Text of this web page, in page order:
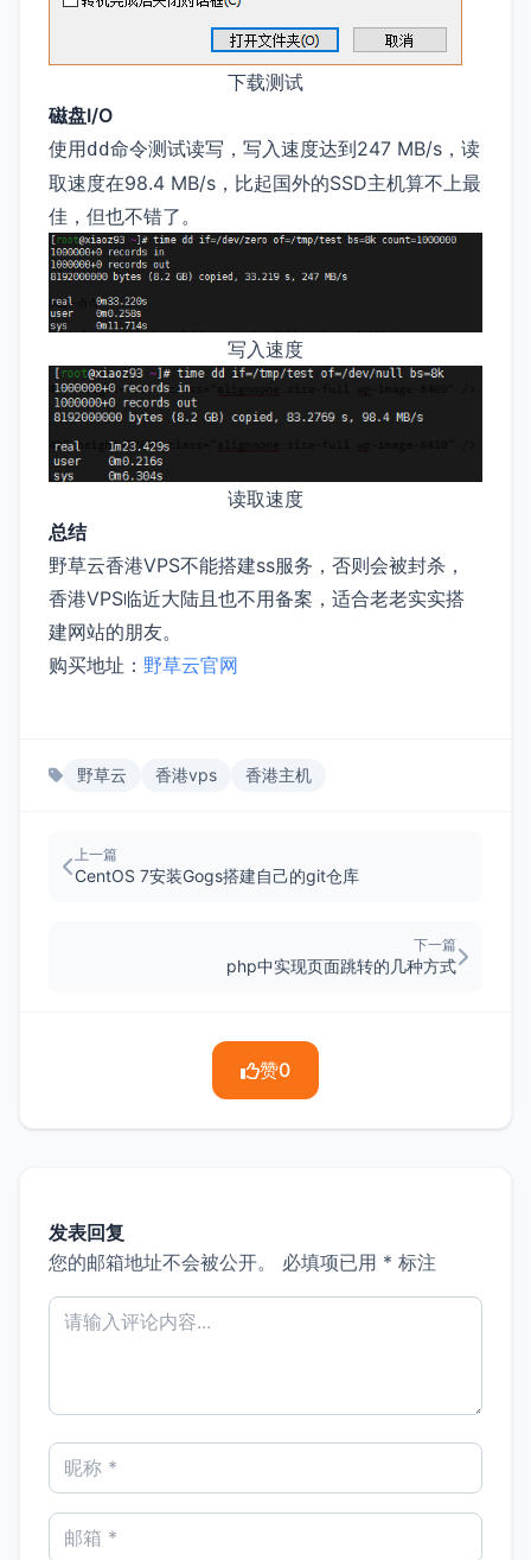
下载测试
磁盘I/O
使用dd命令测试读写，写入速度达到247 MB/s，读
取速度在98.4 MB/s，比起国外的SSD主机算不上最
佳，但也不错了。
写入速度
读取速度
总结
野草云香港VPS不能搭建ss服务，否则会被封杀，
香港VPS临近大陆且也不用备案，适合老老实实搭
建网站的朋友。
购买地址： 野草云官网
野草云 香港vps 香港主机
上一篇
CentOS 7安装Gogs搭建自己的git仓库
下一篇
php中实现页面跳转的几种方式
赞0
发表回复
您的邮箱地址不会被公开。
必填项已用 * 标注